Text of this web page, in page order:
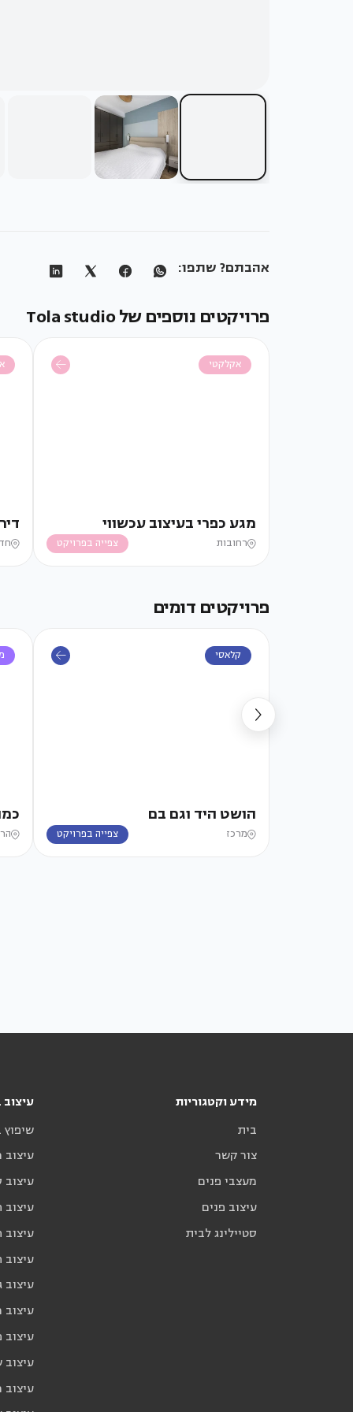
אהבתם? שתפו:
פרויקטים נוספים של Tola studio
אקלקטי
מגע כפרי בעיצוב עכשווי
רחובות צפייה בפרויקט
פרויקטים דומים
קלאסי
הושט היד וגם בם
מרכז צפייה בפרויקט
מידע וקטגוריות
בית
צור קשר
מעצבי פנים
עיצוב פנים
סטיילינג לבית
עיצוב
עיצוב
עיצוב
עיצוב
עיצוב
עיצוב
עיצוב